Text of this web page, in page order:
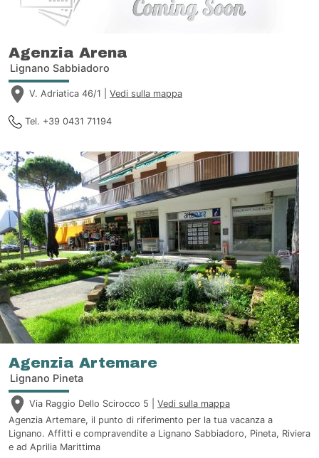
Agenzia Arena
Lignano Sabbiadoro
V. Adriatica 46/1 | Vedi sulla mappa
Tel. +39 0431 71194
Agenzia Artemare
Lignano Pineta
Via Raggio Dello Scirocco 5 | Vedi sulla mappa
Agenzia Artemare, il punto di riferimento per la tua vacanza a
Lignano. Affitti e compravendite a Lignano Sabbiadoro, Pineta, Riviera
e ad Aprilia Marittima